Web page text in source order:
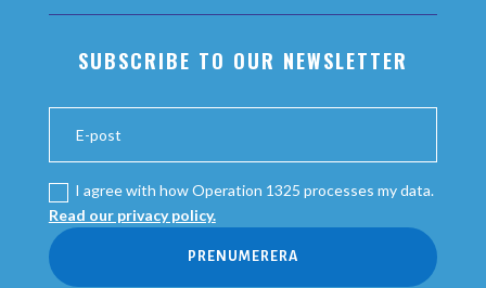
SUBSCRIBE TO OUR NEWSLETTER
I agree with how Operation 1325 processes my data.
Read our privacy policy.
PRENUMERERA